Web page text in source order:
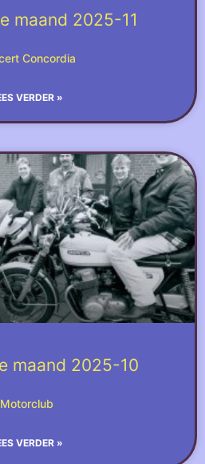
maand 2025-11
Concordia
VERDER »
maand 2025-10
Motorclub
VERDER »